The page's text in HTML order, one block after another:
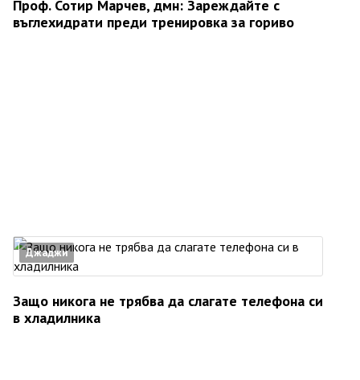
Проф. Сотир Марчев, дмн: Зареждайте с
въглехидрати преди тренировка за гориво
Джаджи
Защо никога не трябва да слагате телефона си
в хладилника